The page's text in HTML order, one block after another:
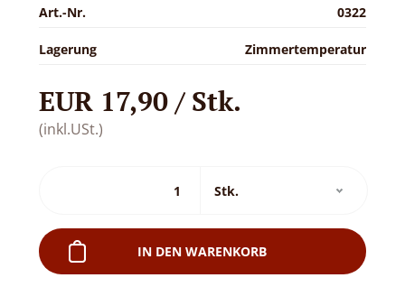
Art.-Nr. 0322
Lagerung Zimmertemperatur
EUR 17,90 / Stk.
(inkl.USt.)
IN DEN WARENKORB